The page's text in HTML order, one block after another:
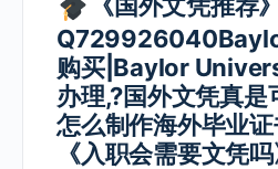
购买|Baylor
办理,?国外文凭真是
怎么制作海外毕业
《入职会需要文凭吗